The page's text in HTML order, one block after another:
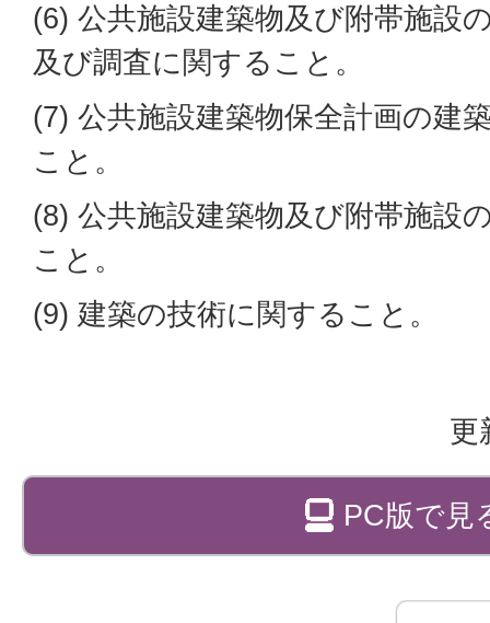
(6) 公共施設建築物及び附帯施設
及び調査に関すること。
(7) 公共施設建築物保全計画の建
こと。
(8) 公共施設建築物及び附帯施設
こと。
(9) 建築の技術に関すること。
更
PC版で見